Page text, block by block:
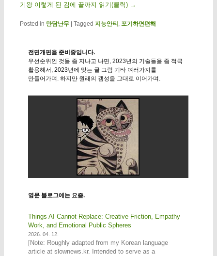
기왕 이렇게 된 김에 끝까지 읽기(클릭) →
Posted in 만담난무 | Tagged 지능안티 포기하면편해
전면개편을 준비중입니다.
우선순위인 것들 좀 지나고 나면, 2023년의 기술들을 좀 적극
활용해서, 2023년에 맞는 글 그림 기타 여러가지를
만들어가며. 하지만 원래의 갬성을 그대로 이어가며.
영문 블로그에는 요즘.
Things AI Cannot Replace: Creative Friction, Empathy
Work, and Emotional Public Spheres
2026. 04. 12.
[Note: Roughly adapted from my Korean language
article at slownews.kr. Intended to serve as a